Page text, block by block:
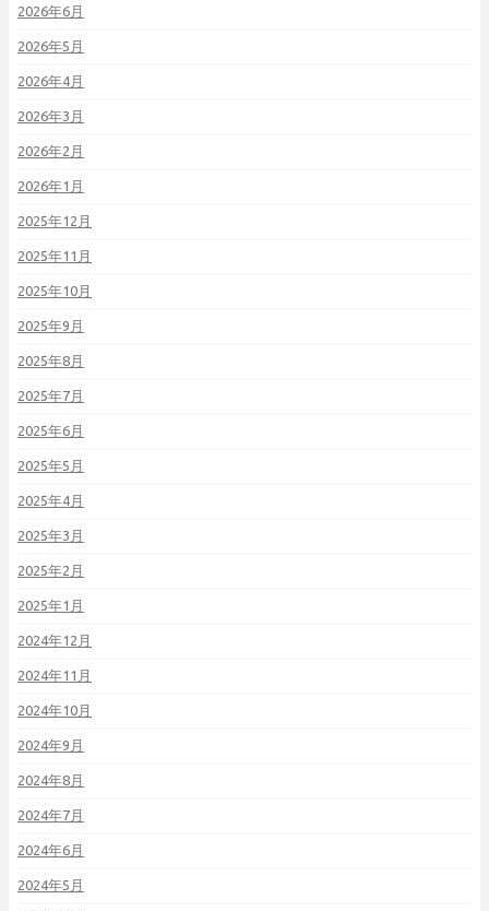
2026年6月
2026年5月
2026年4月
2026年3月
2026年2月
2026年1月
2025年12月
2025年11月
2025年10月
2025年9月
2025年8月
2025年7月
2025年6月
2025年5月
2025年4月
2025年3月
2025年2月
2025年1月
2024年12月
2024年11月
2024年10月
2024年9月
2024年8月
2024年7月
2024年6月
2024年5月